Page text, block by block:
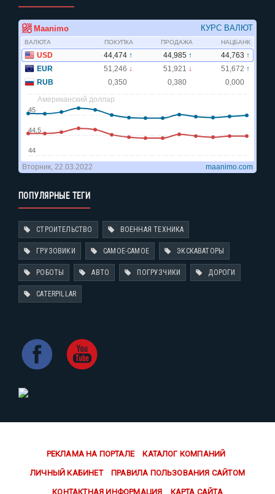
ПОПУЛЯРНЫЕ ТЕГИ
СТРОИТЕЛЬСТВО ВОЕННАЯ ТЕХНИКА
ГРУЗОВИКИ САМОЕ-САМОЕ ЭКСКАВАТОРЫ
РОБОТЫ АВТО ПОГРУЗЧИКИ ДОРОГИ
CATERPILLAR
РЕКЛАМА НА ПОРТАЛЕ КАТАЛОГ КОМПАНИЙ
ЛИЧНЫЙ КАБИНЕТ ПРАВИЛА ПОЛЬЗОВАНИЯ САЙТОМ
КОНТАКТНАЯ ИНФОРМАЦИЯ КАРТА САЙТА